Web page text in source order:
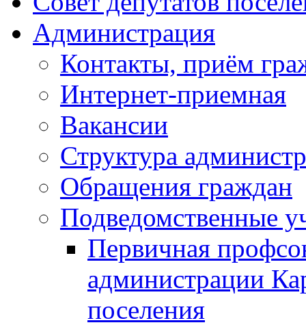
Администрация
Контакты, приём
Интернет-приемная
Вакансии
Структура
Обращения граждан
Подведомственные
Первичная
администрации
поселения